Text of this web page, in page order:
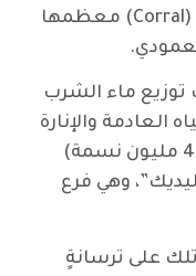
لصالح مجموعة سويدية سعودية (Corral) معظمها
توزيع ماء الشرب
العادمة والإنارة
العموميةِ للدار البيضاء الكبرى (4.2 مليون نسمة)
وهي فرع
على ترسانةٍ